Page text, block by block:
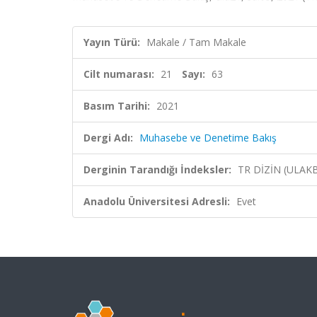
Yayın Türü: Makale / Tam Makale
Cilt numarası: 21 Sayı: 63
Basım Tarihi: 2021
Dergi Adı: Muhasebe ve Denetime Bakış
Derginin Tarandığı İndeksler: TR DİZİN
Anadolu Üniversitesi Adresli: Evet